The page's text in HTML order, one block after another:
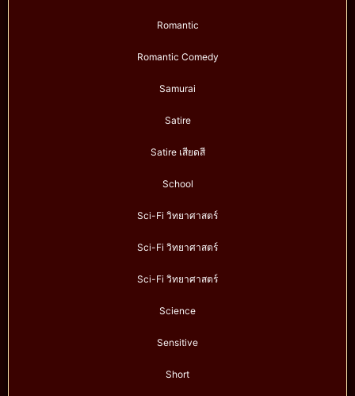
Romantic
Romantic Comedy
Samurai
Satire
Satire เสียดสี
School
Sci-Fi วิทยาศาสตร์
Sci-Fi วิทยาศาสตร์
Sci-Fi วิทยาศาสตร์
Science
Sensitive
Short